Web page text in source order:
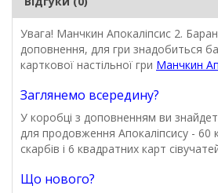
Увага! Манчкин Апокаліпсис 2.
доповнення, для гри знадобиться
карткової настільної гри Манчкин
Заглянемо всередину?
У коробці з доповненням ви
для продовження Апокаліпсису - 60
скарбів і 6 квадратних карт
Що нового?